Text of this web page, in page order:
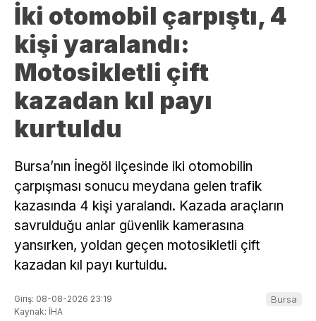
İki otomobil çarpıştı, 4
kişi yaralandı:
Motosikletli çift
kazadan kıl payı
kurtuldu
Bursa’nın İnegöl ilçesinde iki otomobilin
çarpışması sonucu meydana gelen trafik
kazasında 4 kişi yaralandı. Kazada araçların
savrulduğu anlar güvenlik kamerasına
yansırken, yoldan geçen motosikletli çift
kazadan kıl payı kurtuldu.
Giriş: 08-08-2026 23:19
Kaynak: İHA
Bursa